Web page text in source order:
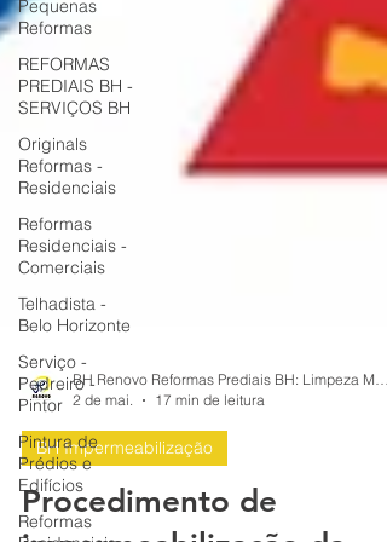
Pequenas
Reformas
REFORMAS
PREDIAIS BH -
SERVIÇOS BH
Originals
Reformas -
Residenciais
Reformas
Residenciais -
Comerciais
Telhadista -
Belo Horizonte
Serviço -
Pedreiro -
Pintor
Pintura de
Prédios e
Edifícios
Reformas
2 de mai.
17 min de leitura
BH Impermeabilização